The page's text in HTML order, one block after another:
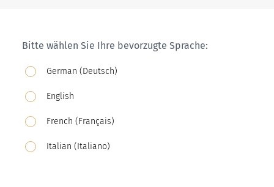
Bitte wählen Sie Ihre bevorzugte Sprache:
German (Deutsch)
English
French (Français)
Italian (Italiano)